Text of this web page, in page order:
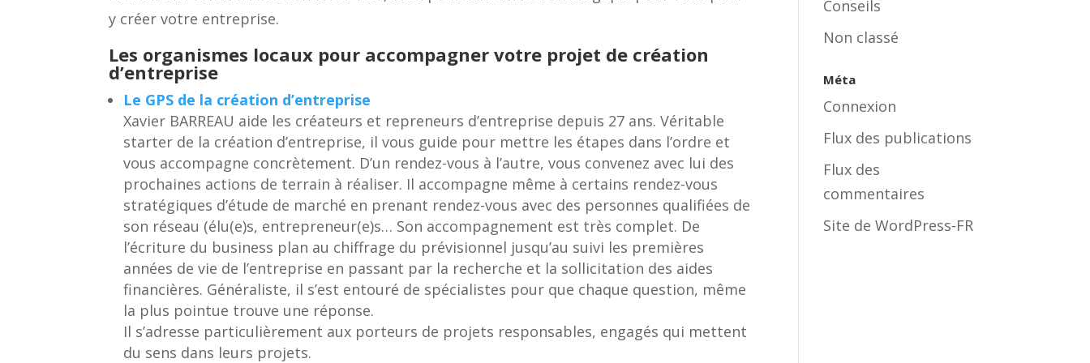
y créer votre entreprise.
Les organismes locaux pour accompagner votre projet de création
d’entreprise
Le GPS de la création d’entreprise
Xavier BARREAU aide les créateurs et repreneurs d’entreprise depuis 27 ans. Véritable
starter de la création d’entreprise, il vous guide pour mettre les étapes dans l’ordre et
vous accompagne concrètement. D’un rendez-vous à l’autre, vous convenez avec lui des
prochaines actions de terrain à réaliser. Il accompagne même à certains rendez-vous
stratégiques d’étude de marché en prenant rendez-vous avec des personnes qualifiées de
son réseau (élu(e)s, entrepreneur(e)s… Son accompagnement est très complet. De
l’écriture du business plan au chiffrage du prévisionnel jusqu’au suivi les premières
années de vie de l’entreprise en passant par la recherche et la sollicitation des aides
financières. Généraliste, il s’est entouré de spécialistes pour que chaque question, même
la plus pointue trouve une réponse.
Il s’adresse particulièrement aux porteurs de projets responsables, engagés qui mettent
du sens dans leurs projets.
Conseils
Non classé
Méta
Connexion
Flux des publications
Flux des
commentaires
Site de WordPress-FR